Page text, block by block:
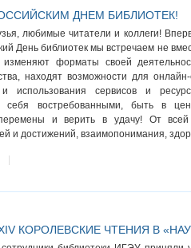
ДНЕМ БИБЛИОТЕК!
любимые читатели и коллеги!
День библиотек мы встречаем не
изменяют форматы своей
находят возможности для
и использования сервисов и
себя востребованными, быть в
и верить в удачу! От
и достижений, взаимопонимания,
КОРОЛЕВСКИЕ ЧТЕНИЯ В